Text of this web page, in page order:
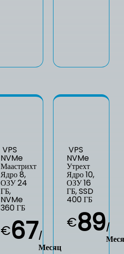
VPS
NVMe
Маастрихт
Ядро 8,
ОЗУ 24
ГБ,
NVMe
360 ГБ
€67/
Месяц
VPS
NVMe
Утрехт
Ядро 10,
ОЗУ 16
ГБ, SSD
400 ГБ
€89/